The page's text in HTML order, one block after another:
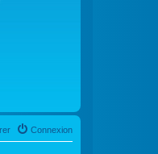
Connexion